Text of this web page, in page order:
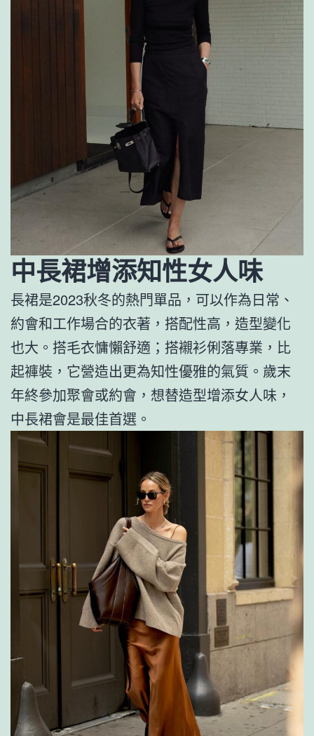
中長裙增添知性女人味
長裙是2023秋冬的熱門單品，可以作為日常、
約會和工作場合的衣著，搭配性高，造型變化
也大。搭毛衣慵懶舒適；搭襯衫俐落專業，比
起褲裝，它營造出更為知性優雅的氣質。歲末
年終參加聚會或約會，想替造型增添女人味，
中長裙會是最佳首選。